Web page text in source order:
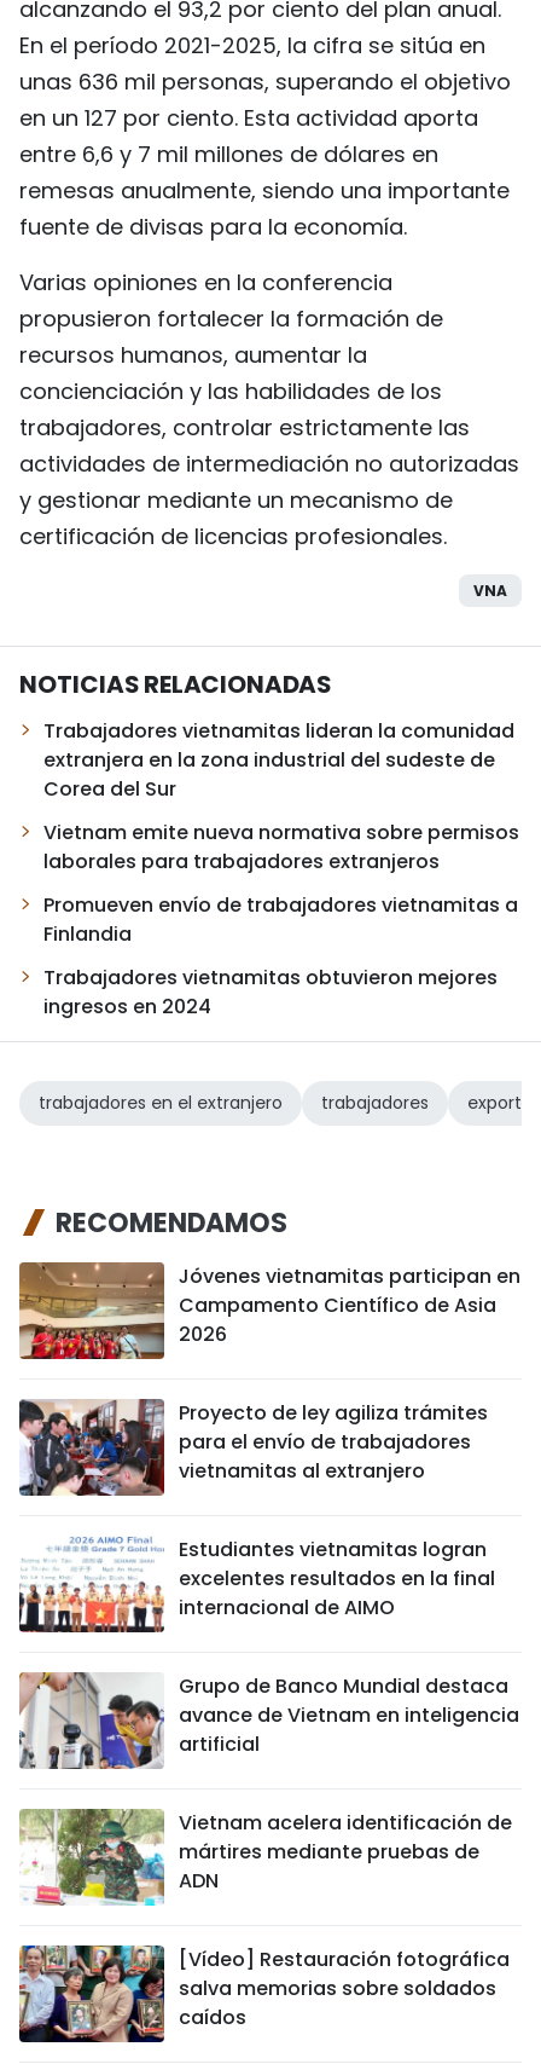
alcanzando el 93,2 por ciento del plan anual.
En el período 2021-2025, la cifra se sitúa en
unas 636 mil personas, superando el objetivo
en un 127 por ciento. Esta actividad aporta
entre 6,6 y 7 mil millones de dólares en
remesas anualmente, siendo una importante
fuente de divisas para la economía.
Varias opiniones en la conferencia
propusieron fortalecer la formación de
recursos humanos, aumentar la
concienciación y las habilidades de los
trabajadores, controlar estrictamente las
actividades de intermediación no autorizadas
y gestionar mediante un mecanismo de
certificación de licencias profesionales.
VNA
NOTICIAS RELACIONADAS
Trabajadores vietnamitas lideran la comunidad
extranjera en la zona industrial del sudeste de
Corea del Sur
Vietnam emite nueva normativa sobre permisos
laborales para trabajadores extranjeros
Promueven envío de trabajadores vietnamitas a
Finlandia
Trabajadores vietnamitas obtuvieron mejores
ingresos en 2024
trabajadores en el extranjero trabajadores
RECOMENDAMOS
Jóvenes vietnamitas participan en
Campamento Científico de Asia
2026
Proyecto de ley agiliza trámites
para el envío de trabajadores
vietnamitas al extranjero
Estudiantes vietnamitas logran
excelentes resultados en la final
internacional de AIMO
Grupo de Banco Mundial destaca
avance de Vietnam en inteligencia
artificial
Vietnam acelera identificación de
mártires mediante pruebas de
ADN
[Vídeo] Restauración fotográfica
salva memorias sobre soldados
caídos